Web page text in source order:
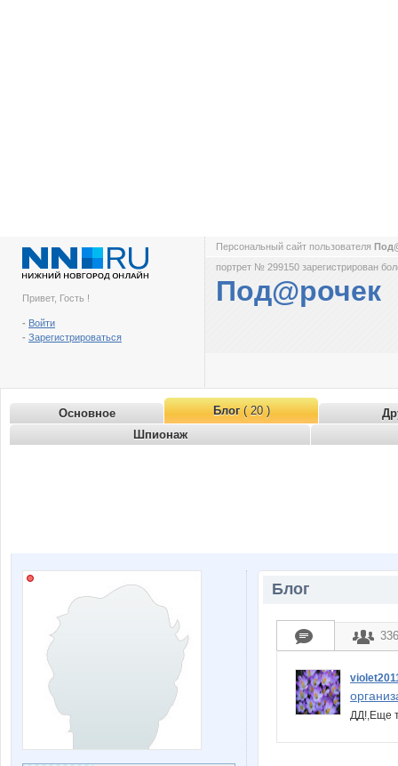
Привет, Гость !
- Войти
- Зарегистрироваться
Персональный сайт пользователя
портрет № 299150 зарегистрирован
Под@рочек
Основное Блог( 20 )
Шпионаж
Блог
336
ДД!,Еще